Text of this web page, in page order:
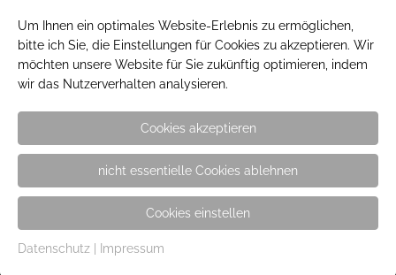
Adresse
Gärtnerei Hinze e.K.
Inh. Stefan Kaben
Friedhofsallee 134
23554 Lübeck
Kontakt
Um Ihnen ein optimales Website-Erlebnis zu ermöglichen,
bitte ich Sie, die Einstellungen für Cookies zu akzeptieren. Wir
möchten unsere Website für Sie zukünftig optimieren, indem
wir das Nutzerverhalten analysieren.
Cookies akzeptieren
nicht essentielle Cookies ablehnen
Cookies einstellen
Datenschutz | Impressum